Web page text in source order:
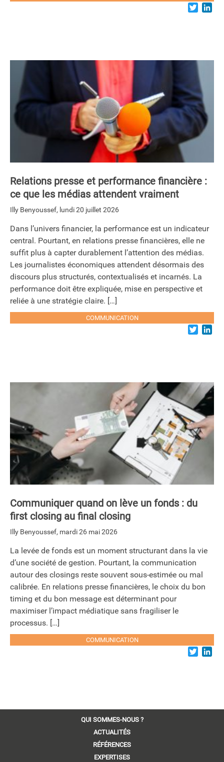
Twitter
Relations presse et performance financière :
ce que les médias attendent vraiment
Illy Benyoussef, lundi 20 juillet 2026
Dans l’univers financier, la performance est un indicateur
central. Pourtant, en relations presse financières, elle ne
suffit plus à capter durablement l’attention des médias.
Les journalistes économiques attendent désormais des
discours plus structurés, contextualisés et incarnés. La
performance doit être expliquée, mise en perspective et
reliée à une stratégie claire. […]
COMMUNICATION
Twitter
Communiquer quand on lève un fonds : du
first closing au final closing
Illy Benyoussef, mardi 26 mai 2026
La levée de fonds est un moment structurant dans la vie
d’une société de gestion. Pourtant, la communication
autour des closings reste souvent sous-estimée ou mal
calibrée. En relations presse financières, le choix du bon
timing et du bon message est déterminant pour
maximiser l’impact médiatique sans fragiliser le
processus. […]
COMMUNICATION
Twitter
QUI SOMMES-NOUS ?
ACTUALITÉS
RÉFÉRENCES
EXPERTISES